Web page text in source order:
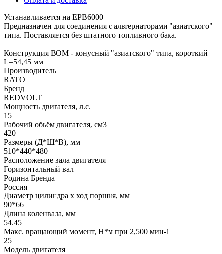
Устанавливается на EPB6000
Предназначен для соединения с альтернаторами "азиатского"
типа. Поставляется без штатного топливного бака.
Конструкция ВОМ - конусный "азиатского" типа, короткий
L=54,45 мм
Производитель
RATO
Бренд
REDVOLT
Мощность двигателя, л.с.
15
Рабочий обьём двигателя, см3
420
Размеры (Д*Ш*В), мм
510*440*480
Расположение вала двигателя
Горизонтальный вал
Родина Бренда
Россия
Диаметр цилиндра х ход поршня, мм
90*66
Длина коленвала, мм
54.45
Макс. вращающий момент, H*м при 2,500 мин-1
25
Модель двигателя